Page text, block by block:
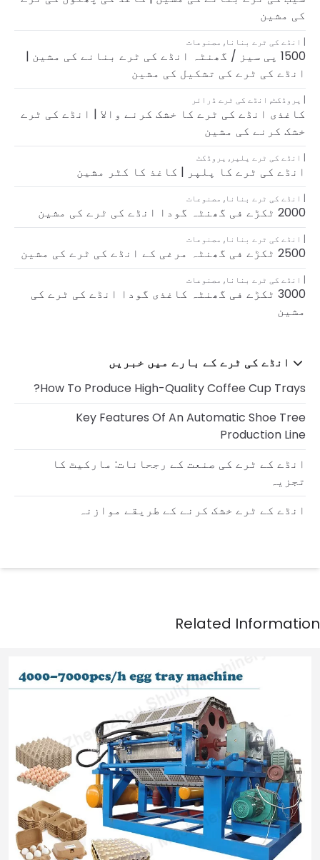
کی مشین
انڈے کی ٹرے بنانا, مصنوعات
1500 پی سیز / گھنٹہ انڈے کی ٹرے بنانے کی مشین |
انڈے کی ٹرے کی تشکیل کی مشین
پروڈکٹ, انڈے کی ٹرے ڈرائر
کاغذی انڈے کی ٹرے کا خشک کرنے والا | انڈے کی ٹرے
خشک کرنے کی مشین
انڈے کی ٹرے پلپر , پروڈکٹ
انڈے کی ٹرے کا پلپر | کاغذ کا کٹر مشین
انڈے کی ٹرے بنانا, مصنوعات
2000 ٹکڑے فی گھنٹہ گودا انڈے کی ٹرے کی مشین
انڈے کی ٹرے بنانا, مصنوعات
2500 ٹکڑے فی گھنٹہ مرغی کے انڈے کی ٹرے کی مشین
انڈے کی ٹرے بنانا, مصنوعات
3000 ٹکڑے فی گھنٹہ کاغذی گودا انڈے کی ٹرے کی
مشین
انڈے کی ٹرے کے بارے میں خبریں
How To Produce High-Quality Coffee Cup Trays?
Key Features Of An Automatic Shoe Tree
Production Line
انڈے کے ٹرے کی صنعت کے رجحانات: مارکیٹ کا
تجزیہ
انڈے کے ٹرے خشک کرنے کے طریقے موازنہ